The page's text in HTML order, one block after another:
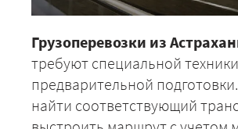
Грузоперевозки из
требуют специальной
предварительной
найти соответствующий